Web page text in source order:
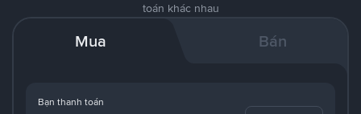
toán khác nhau
Mua Bán
Bạn thanh toán